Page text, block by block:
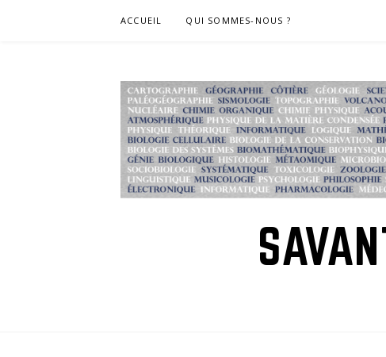
ACCUEIL QUI SOMMES-NOUS ?